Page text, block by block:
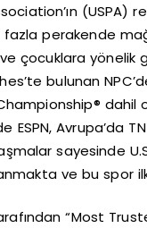
(USPA)
perakende
çocuklara yönelik
bulunan
ESPN, Avrupa’da
sayesinde
ve bu spor
“Most